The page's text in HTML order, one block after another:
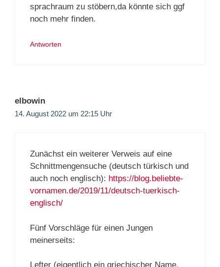
sprachraum zu stöbern,da könnte sich ggf
noch mehr finden.
Antworten
elbowin
14. August 2022 um 22:15 Uhr
Zunächst ein weiterer Verweis auf eine
Schnittmengensuche (deutsch türkisch und
auch noch englisch): https://blog.beliebte-
vornamen.de/2019/11/deutsch-tuerkisch-
englisch/
Fünf Vorschläge für einen Jungen
meinerseits:
Lefter (eigentlich ein griechischer Name,